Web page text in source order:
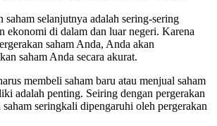
saham selanjutnya adalah sering-sering
ekonomi di dalam dan luar negeri. Karena
saham Anda, Anda akan
saham Anda secara akurat.
membeli saham baru atau menjual saham
adalah penting. Seiring dengan pergerakan
seringkali dipengaruhi oleh pergerakan